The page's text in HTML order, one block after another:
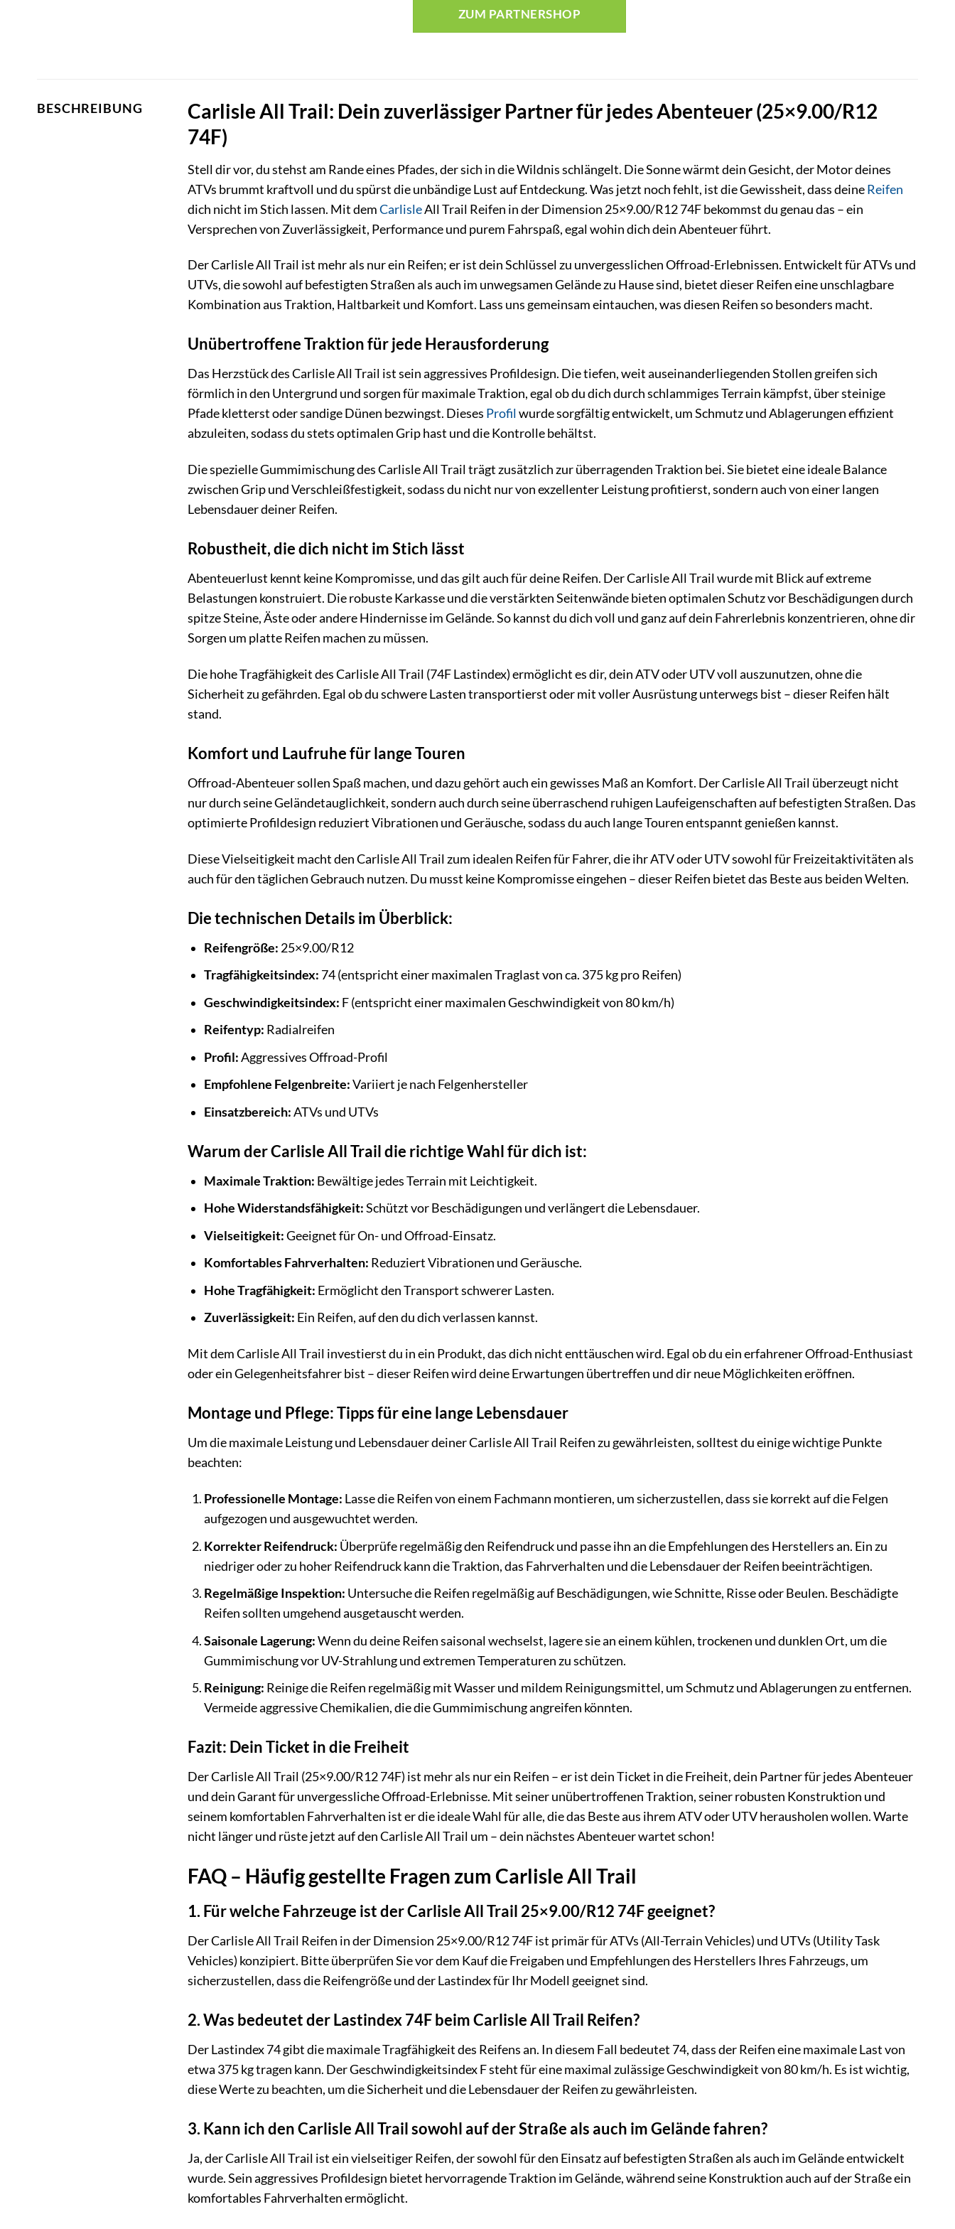
ZUM PARTNERSHOP
BESCHREIBUNG
Carlisle All Trail: Dein zuverlässiger Partner für jedes Abenteuer (25×9.00/R12
74F)
Stell dir vor, du stehst am Rande eines Pfades, der sich in die Wildnis schlängelt. Die Sonne wärmt dein Gesicht, der Motor deines
ATVs brummt kraftvoll und du spürst die unbändige Lust auf Entdeckung. Was jetzt noch fehlt, ist die Gewissheit, dass deineReifen
dich nicht im Stich lassen. Mit demCarlisleAll Trail Reifen in der Dimension 25×9.00/R12 74F bekommst du genau das – ein
Versprechen von Zuverlässigkeit, Performance und purem Fahrspaß, egal wohin dich dein Abenteuer führt.
Der Carlisle All Trail ist mehr als nur ein Reifen; er ist dein Schlüssel zu unvergesslichen Offroad-Erlebnissen. Entwickelt für ATVs und
UTVs, die sowohl auf befestigten Straßen als auch im unwegsamen Gelände zu Hause sind, bietet dieser Reifen eine unschlagbare
Kombination aus Traktion, Haltbarkeit und Komfort. Lass uns gemeinsam eintauchen, was diesen Reifen so besonders macht.
Unübertroffene Traktion für jede Herausforderung
Das Herzstück des Carlisle All Trail ist sein aggressives Profildesign. Die tiefen, weit auseinanderliegenden Stollen greifen sich
förmlich in den Untergrund und sorgen für maximale Traktion, egal ob du dich durch schlammiges Terrain kämpfst, über steinige
Pfade kletterst oder sandige Dünen bezwingst. Dieses Profilwurde sorgfältig entwickelt, um Schmutz und Ablagerungen effizient
abzuleiten, sodass du stets optimalen Grip hast und die Kontrolle behältst.
Die spezielle Gummimischung des Carlisle All Trail trägt zusätzlich zur überragenden Traktion bei. Sie bietet eine ideale Balance
zwischen Grip und Verschleißfestigkeit, sodass du nicht nur von exzellenter Leistung profitierst, sondern auch von einer langen
Lebensdauer deiner Reifen.
Robustheit, die dich nicht im Stich lässt
Abenteuerlust kennt keine Kompromisse, und das gilt auch für deine Reifen. Der Carlisle All Trail wurde mit Blick auf extreme
Belastungen konstruiert. Die robuste Karkasse und die verstärkten Seitenwände bieten optimalen Schutz vor Beschädigungen durch
spitze Steine, Äste oder andere Hindernisse im Gelände. So kannst du dich voll und ganz auf dein Fahrerlebnis konzentrieren, ohne dir
Sorgen um platte Reifen machen zu müssen.
Die hohe Tragfähigkeit des Carlisle All Trail (74F Lastindex) ermöglicht es dir, dein ATV oder UTV voll auszunutzen, ohne die
Sicherheit zu gefährden. Egal ob du schwere Lasten transportierst oder mit voller Ausrüstung unterwegs bist – dieser Reifen hält
stand.
Komfort und Laufruhe für lange Touren
Offroad-Abenteuer sollen Spaß machen, und dazu gehört auch ein gewisses Maß an Komfort. Der Carlisle All Trail überzeugt nicht
nur durch seine Geländetauglichkeit, sondern auch durch seine überraschend ruhigen Laufeigenschaften auf befestigten Straßen. Das
optimierte Profildesign reduziert Vibrationen und Geräusche, sodass du auch lange Touren entspannt genießen kannst.
Diese Vielseitigkeit macht den Carlisle All Trail zum idealen Reifen für Fahrer, die ihr ATV oder UTV sowohl für Freizeitaktivitäten als
auch für den täglichen Gebrauch nutzen. Du musst keine Kompromisse eingehen – dieser Reifen bietet das Beste aus beiden Welten.
Die technischen Details im Überblick:
Reifengröße: 25×9.00/R12
Tragfähigkeitsindex: 74 (entspricht einer maximalen Traglast von ca. 375 kg pro Reifen)
Geschwindigkeitsindex: F (entspricht einer maximalen Geschwindigkeit von 80 km/h)
Reifentyp: Radialreifen
Profil:Aggressives Offroad-Profil
Empfohlene Felgenbreite:Variiert je nach Felgenhersteller
Einsatzbereich:ATVs und UTVs
Warum der Carlisle All Trail die richtige Wahl für dich ist:
Maximale Traktion: Bewältige jedes Terrain mit Leichtigkeit.
Hohe Widerstandsfähigkeit:Schützt vor Beschädigungen und verlängert die Lebensdauer.
Vielseitigkeit:Geeignet für On- und Offroad-Einsatz.
Komfortables Fahrverhalten: Reduziert Vibrationen und Geräusche.
Hohe Tragfähigkeit: Ermöglicht den Transport schwerer Lasten.
Zuverlässigkeit: Ein Reifen, auf den du dich verlassen kannst.
Mit dem Carlisle All Trail investierst du in ein Produkt, das dich nicht enttäuschen wird. Egal ob du ein erfahrener Offroad-Enthusiast
oder ein Gelegenheitsfahrer bist – dieser Reifen wird deine Erwartungen übertreffen und dir neue Möglichkeiten eröffnen.
Montage und Pflege: Tipps für eine lange Lebensdauer
Um die maximale Leistung und Lebensdauer deiner Carlisle All Trail Reifen zu gewährleisten, solltest du einige wichtige Punkte
beachten:
Professionelle Montage: Lasse die Reifen von einem Fachmann montieren, um sicherzustellen, dass sie korrekt auf die Felgen
aufgezogen und ausgewuchtet werden.
Korrekter Reifendruck: Überprüfe regelmäßig den Reifendruck und passe ihn an die Empfehlungen des Herstellers an. Ein zu
niedriger oder zu hoher Reifendruck kann die Traktion, das Fahrverhalten und die Lebensdauer der Reifen beeinträchtigen.
Regelmäßige Inspektion: Untersuche die Reifen regelmäßig auf Beschädigungen, wie Schnitte, Risse oder Beulen. Beschädigte
Reifen sollten umgehend ausgetauscht werden.
Saisonale Lagerung:Wenn du deine Reifen saisonal wechselst, lagere sie an einem kühlen, trockenen und dunklen Ort, um die
Gummimischung vor UV-Strahlung und extremen Temperaturen zu schützen.
Reinigung: Reinige die Reifen regelmäßig mit Wasser und mildem Reinigungsmittel, um Schmutz und Ablagerungen zu entfernen.
Vermeide aggressive Chemikalien, die die Gummimischung angreifen könnten.
Fazit: Dein Ticket in die Freiheit
Der Carlisle All Trail (25×9.00/R12 74F) ist mehr als nur ein Reifen – er ist dein Ticket in die Freiheit, dein Partner für jedes Abenteuer
und dein Garant für unvergessliche Offroad-Erlebnisse. Mit seiner unübertroffenen Traktion, seiner robusten Konstruktion und
seinem komfortablen Fahrverhalten ist er die ideale Wahl für alle, die das Beste aus ihrem ATV oder UTV herausholen wollen. Warte
nicht länger und rüste jetzt auf den Carlisle All Trail um – dein nächstes Abenteuer wartet schon!
FAQ – Häufig gestellte Fragen zum Carlisle All Trail
1. Für welche Fahrzeuge ist der Carlisle All Trail 25×9.00/R12 74F geeignet?
Der Carlisle All Trail Reifen in der Dimension 25×9.00/R12 74F ist primär für ATVs (All-Terrain Vehicles) und UTVs (Utility Task
Vehicles) konzipiert. Bitte überprüfen Sie vor dem Kauf die Freigaben und Empfehlungen des Herstellers Ihres Fahrzeugs, um
sicherzustellen, dass die Reifengröße und der Lastindex für Ihr Modell geeignet sind.
2. Was bedeutet der Lastindex 74F beim Carlisle All Trail Reifen?
Der Lastindex 74 gibt die maximale Tragfähigkeit des Reifens an. In diesem Fall bedeutet 74, dass der Reifen eine maximale Last von
etwa 375 kg tragen kann. Der Geschwindigkeitsindex F steht für eine maximal zulässige Geschwindigkeit von 80 km/h. Es ist wichtig,
diese Werte zu beachten, um die Sicherheit und die Lebensdauer der Reifen zu gewährleisten.
3. Kann ich den Carlisle All Trail sowohl auf der Straße als auch im Gelände fahren?
Ja, der Carlisle All Trail ist ein vielseitiger Reifen, der sowohl für den Einsatz auf befestigten Straßen als auch im Gelände entwickelt
wurde. Sein aggressives Profildesign bietet hervorragende Traktion im Gelände, während seine Konstruktion auch auf der Straße ein
komfortables Fahrverhalten ermöglicht.